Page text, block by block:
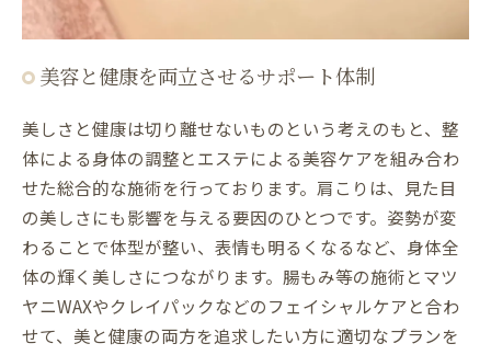
美容と健康を両立させるサポート体制
美しさと健康は切り離せないものという考えのもと、整
体による身体の調整とエステによる美容ケアを組み合わ
せた総合的な施術を行っております。肩こりは、見た目
の美しさにも影響を与える要因のひとつです。姿勢が変
わることで体型が整い、表情も明るくなるなど、身体全
体の輝く美しさにつながります。腸もみ等の施術とマツ
ヤニWAXやクレイパックなどのフェイシャルケアと合わ
せて、美と健康の両方を追求したい方に適切なプランを